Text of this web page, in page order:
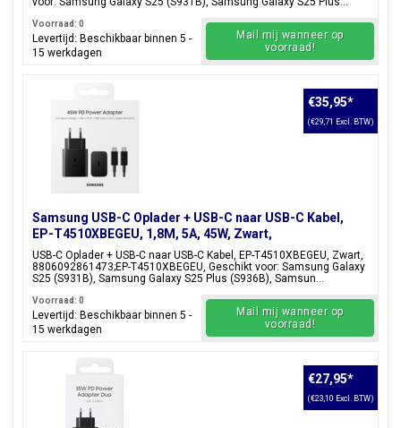
Voorraad: 0
Levertijd: Beschikbaar binnen 5 -
15 werkdagen
Mail mij wanneer op
voorraad!
Samsung USB-C Oplader + USB-C naar USB-C Kabel,
EP-T4510XBEGEU, 1,8M, 5A, 45W, Zwart,
Blisterverpakking, 8806092861473;EP-T4510XBEGEU
USB-C Oplader + USB-C naar USB-C Kabel, EP-T4510XBEGEU, Zwart,
8806092861473;EP-T4510XBEGEU, Geschikt voor: Samsung Galaxy
S25 (S931B), Samsung Galaxy S25 Plus (S936B), Samsun...
€35,95*
(€29,71 Excl. BTW)
Voorraad: 0
Levertijd: Beschikbaar binnen 5 -
15 werkdagen
Mail mij wanneer op
voorraad!
€27,95*
(€23,10 Excl. BTW)